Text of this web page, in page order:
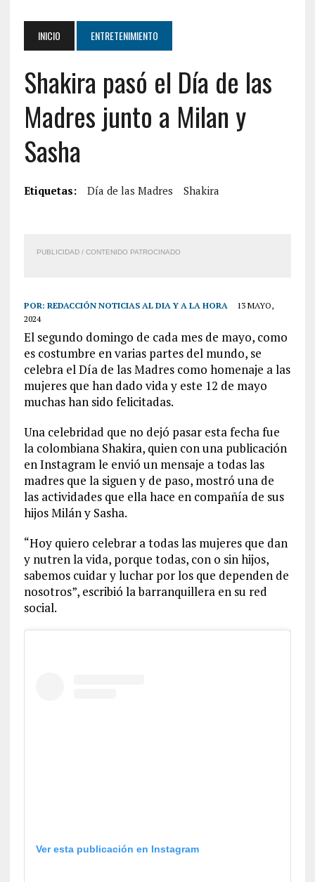
INICIO ENTRETENIMIENTO
Shakira pasó el Día de las
Madres junto a Milan y
Sasha
Etiquetas: Día de las Madres Shakira
PUBLICIDAD / CONTENIDO PATROCINADO
POR: REDACCIÓN NOTICIAS AL DIA Y A LA HORA
13 MAYO,
2024
El segundo domingo de cada mes de mayo, como
es costumbre en varias partes del mundo, se
celebra el Día de las Madres como homenaje a las
mujeres que han dado vida y este 12 de mayo
muchas han sido felicitadas.
Una celebridad que no dejó pasar esta fecha fue
la colombiana Shakira, quien con una publicación
en Instagram le envió un mensaje a todas las
madres que la siguen y de paso, mostró una de
las actividades que ella hace en compañía de sus
hijos Milán y Sasha.
“Hoy quiero celebrar a todas las mujeres que dan
y nutren la vida, porque todas, con o sin hijos,
sabemos cuidar y luchar por los que dependen de
nosotros”, escribió la barranquillera en su red
social.
Ver esta publicación en Instagram